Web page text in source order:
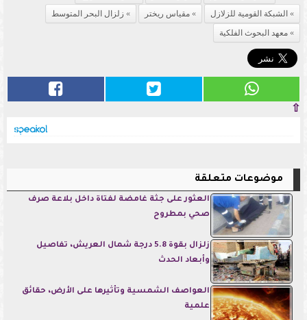
الشبكة القومية للزلازل
مقياس ريختر
زلزال البحر المتوسط
معهد البحوث الفلكية
⇧
موضوعات متعلقة
العثور على جثة غامضة لفتاة داخل بلاعة صرف
صحي بمطروح
زلزال بقوة 5.8 درجة شمال العريش، تفاصيل
وأبعاد الحدث
العواصف الشمسية وتأثيرها على الأرض، حقائق
علمية